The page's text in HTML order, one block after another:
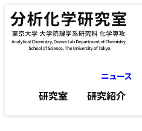
内容をスキップ
ニュース
研究室 研究紹介